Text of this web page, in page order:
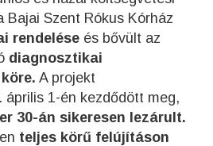
Bajai Szent Rókus Kórház
rendelése és bővült az
diagnosztikai
A projekt
április 1-én kezdődött meg,
30-án sikeresen lezárult.
teljes körű felújításon